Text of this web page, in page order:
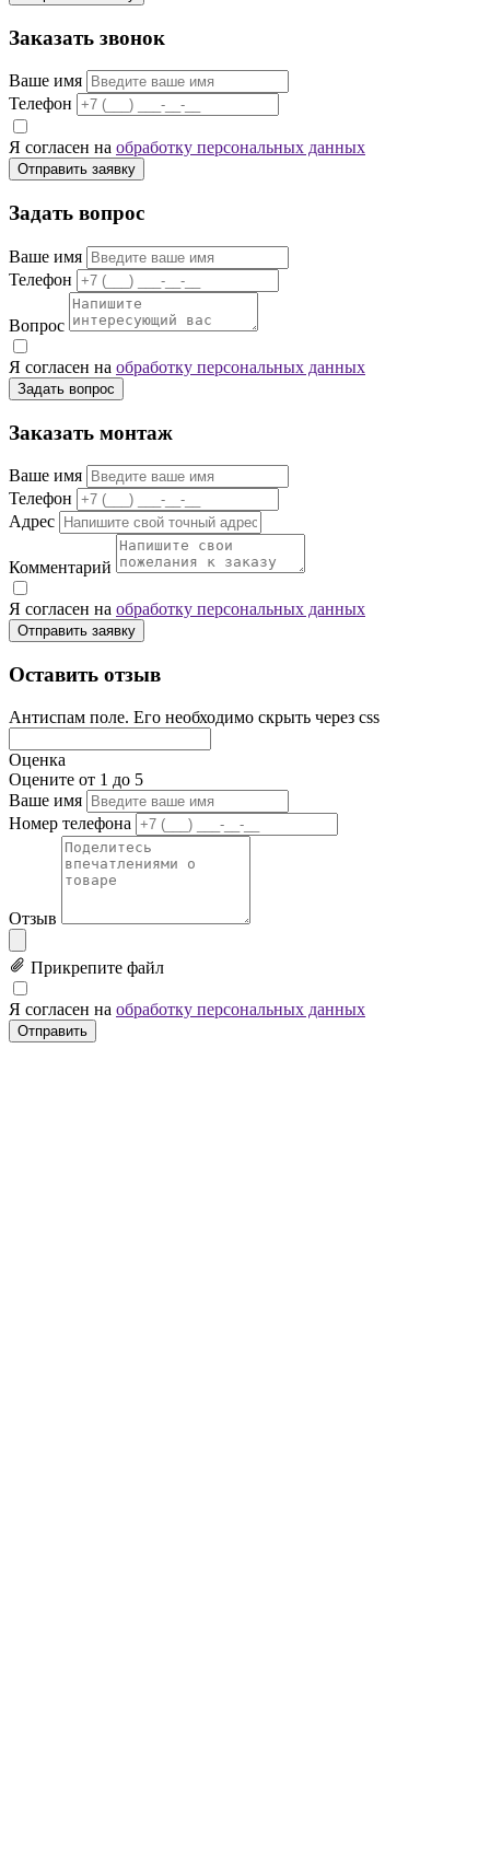
Заказать звонок
Ваше имя
Телефон
Я согласен на обработку персональных данных
Отправить заявку
Задать вопрос
Ваше имя
Телефон
Вопрос
Я согласен на обработку персональных данных
Задать вопрос
Заказать монтаж
Ваше имя
Телефон
Адрес
Комментарий
Я согласен на обработку персональных данных
Отправить заявку
Оставить отзыв
Антиспам поле. Его необходимо скрыть через css
Оценка
Оцените от 1 до 5
Ваше имя
Номер телефона
Отзыв
Прикрепите файл
Я согласен на обработку персональных данных